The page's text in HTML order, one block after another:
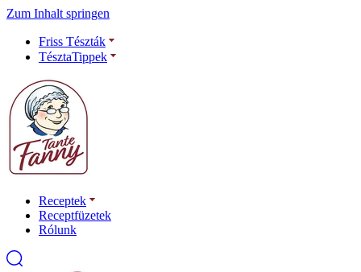
Zum Inhalt springen
Friss Tészták
TésztaTippek
Receptek
Receptfüzetek
Rólunk